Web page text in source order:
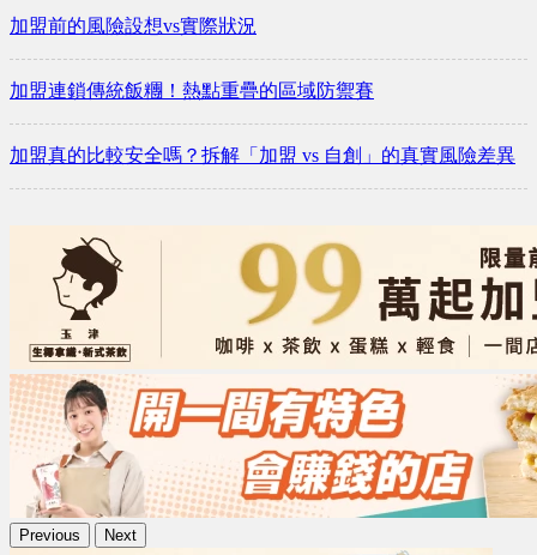
加盟前的風險設想vs實際狀況
加盟連鎖傳統飯糰！熱點重疊的區域防禦賽
加盟真的比較安全嗎？拆解「加盟 vs 自創」的真實風險差異
Previous Next